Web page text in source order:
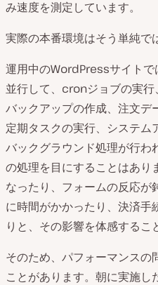
み速度を測定しています。
実際の本番環境はそう単純で
運用中のWordPressサイトで
並行して、cronジョブの実行
バックアップの作成、注文デ
定期タスクの実行、システム
バックグラウンド処理が行わ
の処理を目にすることはあり
なったり、フォームの反応
に時間がかかったり、決済手
りと、その影響を体感するこ
そのため、パフォーマンスの
ことがあります。朝に実施し